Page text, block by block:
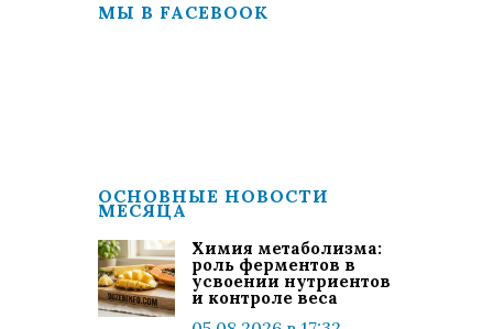
МЫ В FACEBOOK
ОСНОВНЫЕ НОВОСТИ
МЕСЯЦА
Химия метаболизма:
роль ферментов в
усвоении нутриентов
и контроле веса